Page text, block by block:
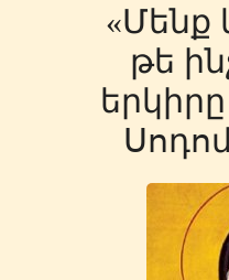
«Մենք
թե